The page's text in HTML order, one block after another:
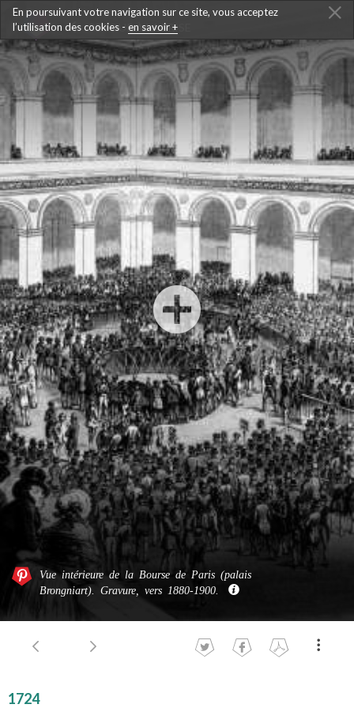
RETOUR À LA FRISE
Vue intérieure de la Bourse de Paris (palais
Brongniart). Gravure, vers 1880-1900.
1724
En poursuivant votre navigation sur ce site, vous acceptez
l’utilisation des cookies - en savoir +